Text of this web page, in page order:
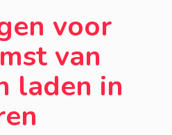
voor
van
laden in